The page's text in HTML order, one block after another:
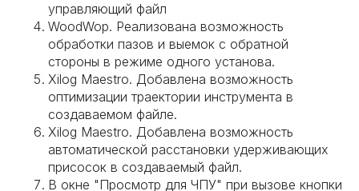
управляющий файл
WoodWop. Реализована возможность
обработки пазов и выемок с обратной
стороны в режиме одного установа.
Xilog Maestro. Добавлена возможность
оптимизации траектории инструмента в
создаваемом файле.
Xilog Maestro. Добавлена возможность
автоматической расстановки удерживающих
присосок в создаваемый файл.
В окне "Просмотр для ЧПУ" при вызове кнопки